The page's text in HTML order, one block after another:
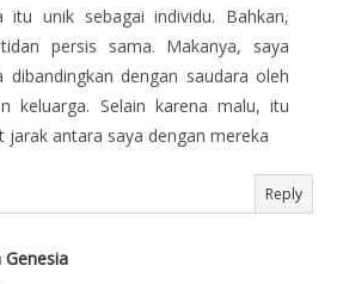
itu unik sebagai individu. Bahkan,
persis sama. Makanya, saya
dibandingkan dengan saudara oleh
keluarga. Selain karena malu, itu
jarak antara saya dengan mereka
Reply
Genesia